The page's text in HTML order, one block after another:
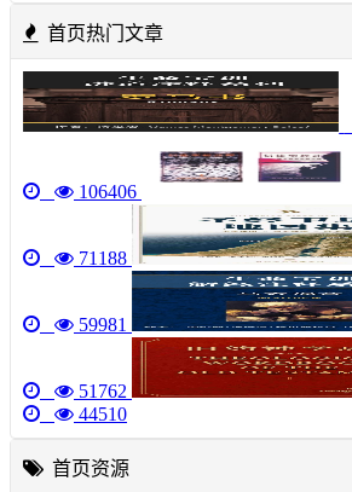
首页热门文章
106406
71188
59981
51762
44510
首页资源